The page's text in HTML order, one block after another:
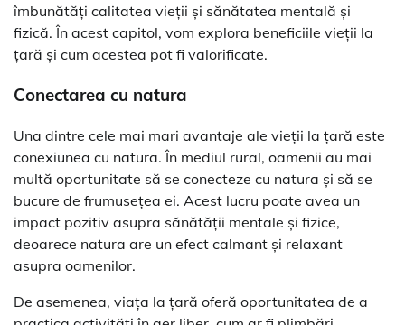
îmbunătăți calitatea vieții și sănătatea mentală și
fizică. În acest capitol, vom explora beneficiile vieții la
țară și cum acestea pot fi valorificate.
Conectarea cu natura
Una dintre cele mai mari avantaje ale vieții la țară este
conexiunea cu natura. În mediul rural, oamenii au mai
multă oportunitate să se conecteze cu natura și să se
bucure de frumusețea ei. Acest lucru poate avea un
impact pozitiv asupra sănătății mentale și fizice,
deoarece natura are un efect calmant și relaxant
asupra oamenilor.
De asemenea, viața la țară oferă oportunitatea de a